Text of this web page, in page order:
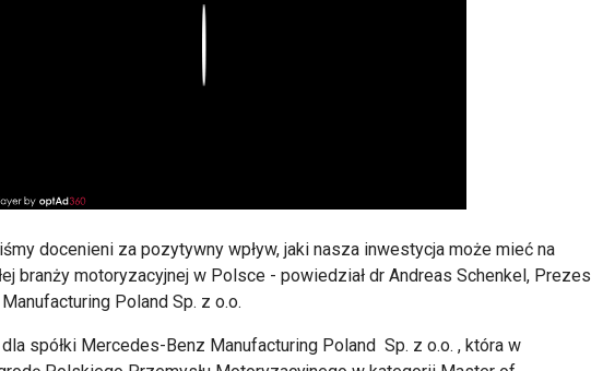
docenieni za pozytywny wpływ, jaki nasza inwestycja może mieć na
branży motoryzacyjnej w Polsce - powiedział dr Andreas Schenkel, Prezes
Poland Sp. z o.o.
spółki Mercedes-Benz Manufacturing Poland Sp. z o.o. , która w